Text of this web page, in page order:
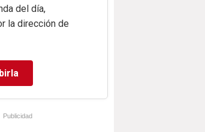
del día,
la dirección de
Publicidad